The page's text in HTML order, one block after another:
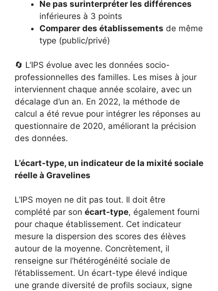
Ne pas surinterpréter les différences
inférieures à 3 points
Comparer des établissements de même
type (public/privé)
🔄 L’IPS évolue avec les données socio-
professionnelles des familles. Les mises à jour
interviennent chaque année scolaire, avec un
décalage d’un an. En 2022, la méthode de
calcul a été revue pour intégrer les réponses au
questionnaire de 2020, améliorant la précision
des données.
L’écart-type, un indicateur de la mixité sociale
réelle à Gravelines
L’IPS moyen ne dit pas tout. Il doit être
complété par son écart-type, également fourni
pour chaque établissement. Cet indicateur
mesure la dispersion des scores des élèves
autour de la moyenne. Concrètement, il
renseigne sur l’hétérogénéité sociale de
l’établissement. Un écart-type élevé indique
une grande diversité de profils sociaux, signe